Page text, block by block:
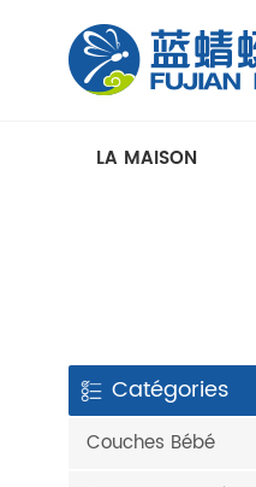
LA MAISON
Catégories
Couches Bébé